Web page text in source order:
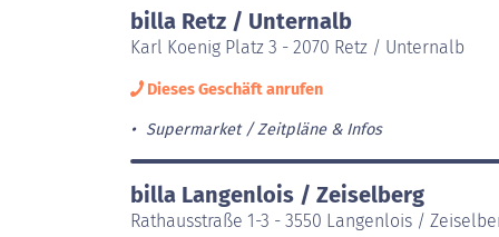
billa Retz / Unternalb
Karl Koenig Platz 3 - 2070 Retz / Unternalb
Dieses Geschäft anrufen
Supermarket Zeitpläne & Infos
billa Langenlois / Zeiselberg
Rathausstraße 1-3 - 3550 Langenlois /